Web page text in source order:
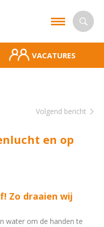
VACATURES
Volgend bericht
en op
Zo draaien wij
water om de handen te